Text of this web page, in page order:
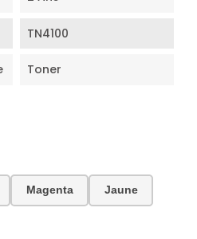
TN4100
Toner
Magenta Jaune